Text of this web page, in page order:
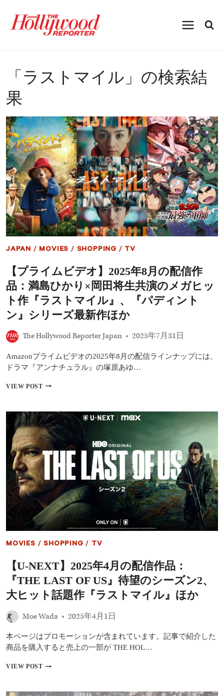
「 ラストマイル 」の検索結
果
JAPAN / MOVIES / SHOPPING / TV
【プライムビデオ】2025年8月の配信作
品：満島ひかり×岡田将生共演のメガヒッ
ト作『ラストマイル』、『パディント
ン』シリーズ最新作ほか
The Hollywood Reporter Japan 2025年7月31日
Amazonプライムビデオの2025年8月の配信ラインナップには、
ドラマ『アンナチュラル』の塚原あゆ…
VIEW POST【プ
ム
ビ
デ
オ】
2025
年
8
月
の
配
作
品：
満
ひ
り
岡
田
将
共
の
メ
ヒ
作
MOVIES /SHOPPING / TV
【U-NEXT】2025年4月の配信作品：
『THE LAST OF US』待望のシーズン2、
大ヒット話題作『ラストマイル』ほか
Moe Wada 2025年4月1日
本ページはプロモーションが含まれています。記事で紹介した
商品を購入すると売上の一部が THE HOL…
VIEW POST【U-
年